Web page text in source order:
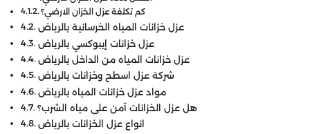
كم تكلفة عزل الخزان الارضي​؟
عزل خزانات المياه الخرسانية بالرياض
عزل خزانات إيبوكسي بالرياض
عزل خزانات المياه من الداخل بالرياض
شركة عزل اسطح وخزانات بالرياض
مواد عزل خزانات المياه بالرياض
هل عزل الخزانات آمن على مياه الشرب؟
انواع عزل الخزانات بالرياض